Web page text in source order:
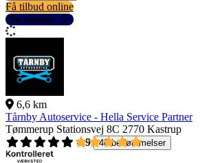
Få tilbud online
Se detaljer
6,6 km
Tårnby Autoservice - Hella Service Partner
Tømmerup Stationsvej 8C 2770 Kastrup
4,9
40 bedømmelser